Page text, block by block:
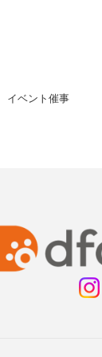
イベント催事